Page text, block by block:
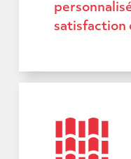
satisfaction